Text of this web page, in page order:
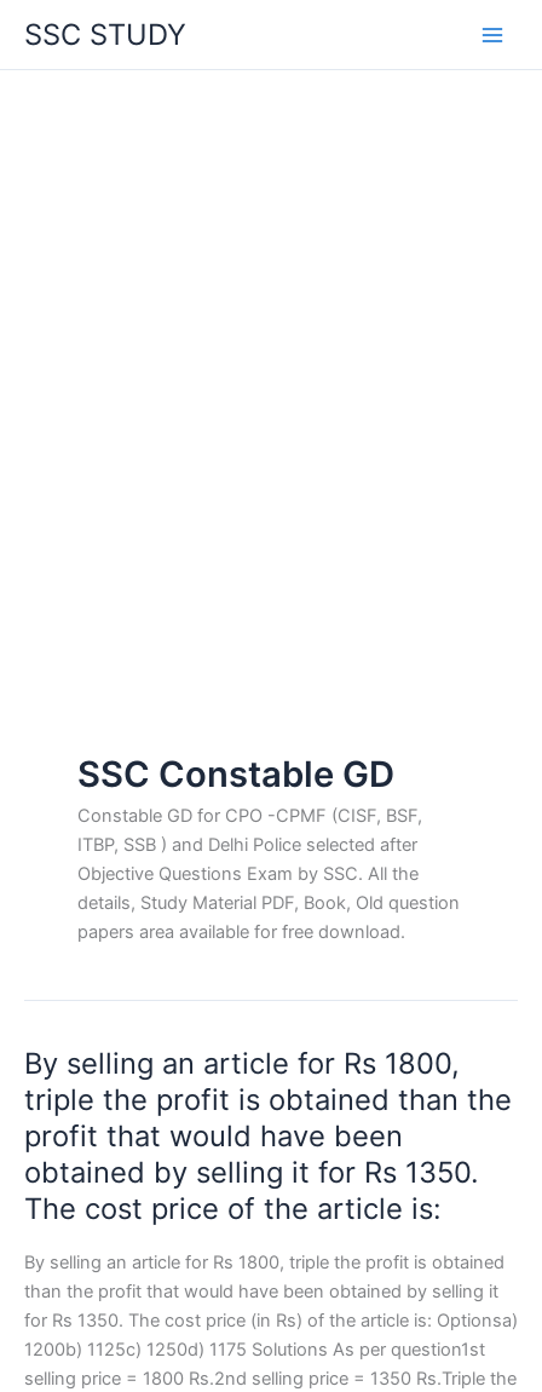
content
SSC STUDY
SSC Constable GD
Constable GD for CPO -CPMF (CISF, BSF,
ITBP, SSB ) and Delhi Police selected after
Objective Questions Exam by SSC. All the
details, Study Material PDF, Book, Old question
papers area available for free download.
By selling an article for Rs 1800,
triple the profit is obtained than the
profit that would have been
obtained by selling it for Rs 1350.
The cost price of the article is:
By selling an article for Rs 1800, triple the profit is obtained
than the profit that would have been obtained by selling it
for Rs 1350. The cost price (in Rs) of the article is: Optionsa)
1200b) 1125c) 1250d) 1175 Solutions As per question1st
selling price = 1800 Rs.2nd selling price = 1350 Rs.Triple the